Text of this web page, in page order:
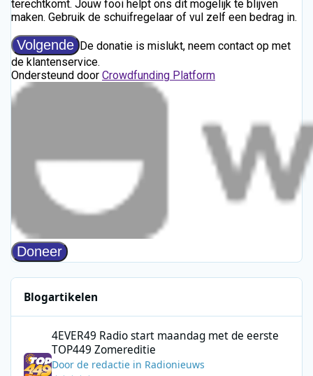
Blogartikelen
4EVER49 Radio start maandag met de eerste
TOP449 Zomereditie
Doorde redactie in Radionieuws